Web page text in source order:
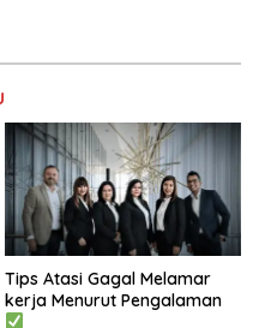
Tips Atasi Gagal Melamar
kerja Menurut Pengalaman